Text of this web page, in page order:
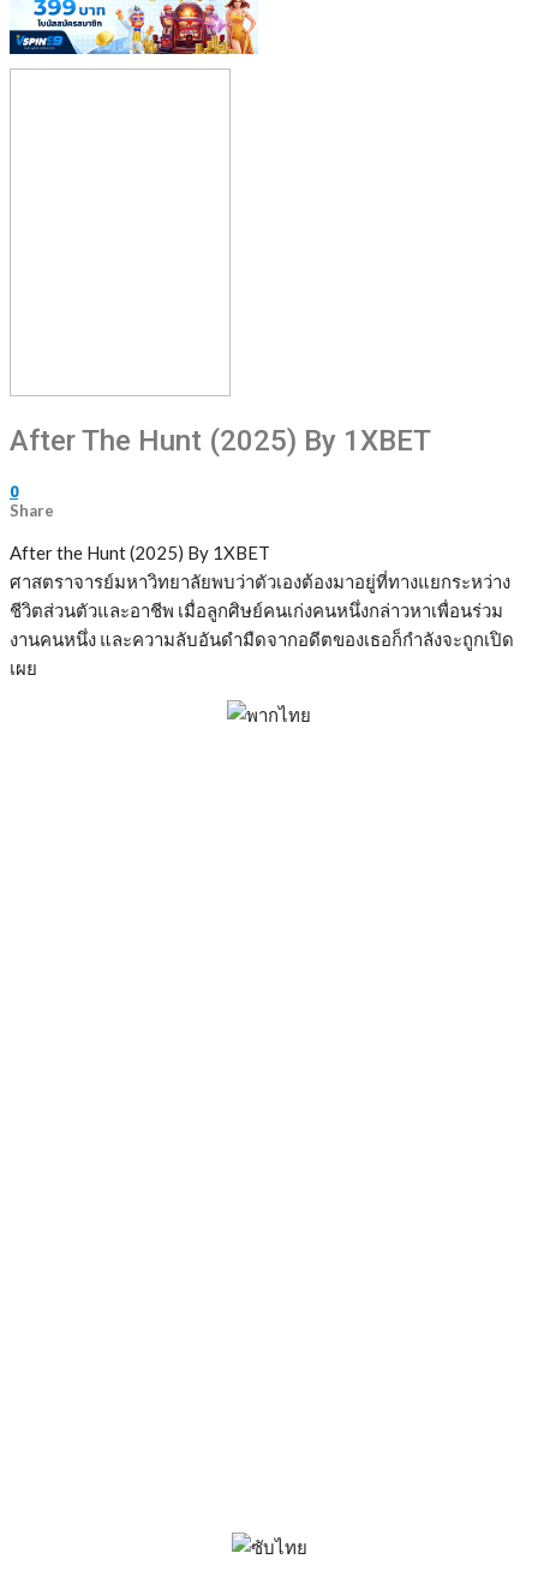
After The Hunt (2025) By 1XBET
0
After the Hunt (2025) By 1XBET
ศาสตราจารย์มหาวิทยาลัยพบว่าตัวเองต้องมาอยู่ที่ทางแยกระหว่าง
ชีวิตส่วนตัวและอาชีพ เมื่อลูกศิษย์คนเก่งคนหนึ่งกล่าวหาเพื่อนร่วม
งานคนหนึ่ง และความลับอันดำมืดจากอดีตของเธอก็กำลังจะถูกเปิด
เผย